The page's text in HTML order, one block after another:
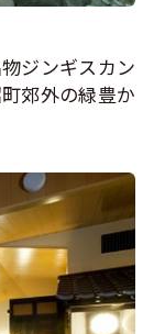
ジンギスカン
郊外の緑豊か